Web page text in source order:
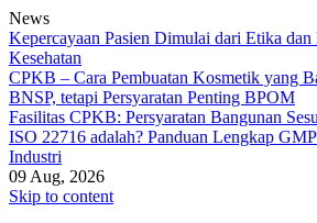
News
Kepercayaan Pasien Dimulai dari Etika
Kesehatan
CPKB – Cara Pembuatan Kosmetik yang
BNSP, tetapi Persyaratan Penting BPOM
Fasilitas CPKB: Persyaratan Bangunan
ISO 22716 adalah? Panduan Lengkap
Industri
09 Aug, 2026
Skip to content